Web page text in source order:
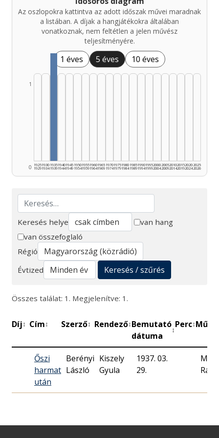
Az oszlopokra kattintva az adott időszak művei maradnak
a listában. A díjak a hangjátékokra általában
vonatkoznak, nem feltétlen a jelen művész
teljesítményére.
1 éves 5 éves 10 éves
0
1
1925
1929
1930
1934
1935
1939
1940
1944
1945
1949
1950
1954
1955
1959
1960
1964
1965
1969
1970
1974
1975
1979
1980
1984
1985
1989
1990
1994
1995
1999
2000
2004
2005
2009
2010
2014
2015
2019
2020
2024
2025
2026
Keresés
Keresés helye
van hang
van összefoglaló
Régió
Évtized
Keresés / szűrés
Összes találat: 1. Megjelenítve: 1.
Díj↕ Cím↕ Szerző↕ Rendező↕Bemutató
dátuma
↕
Perc↕
Őszi
harmat
után
Berényi
László
Kiszely
Gyula
1937. 03.
29.